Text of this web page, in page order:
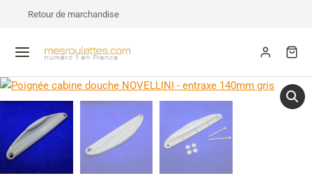
Retour de marchandise